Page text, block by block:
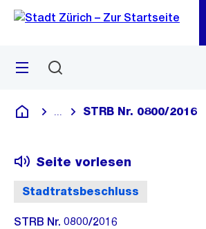
Navigation
Sprunglink
Menü
Deutsch
Blende alle Breadcrumbs ein
STRB Nr. 0800/2016
Stadtratsbeschluss
Seite vorlesen
STRB Nr. 0800/2016